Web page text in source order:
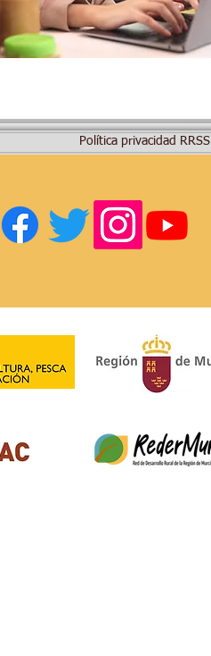
Política privacidad RRSS